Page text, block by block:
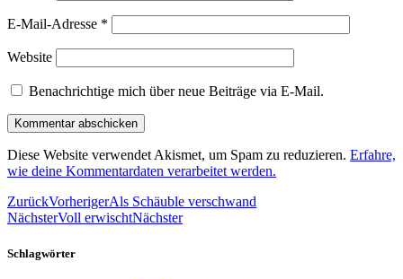
E-Mail-Adresse *
Website
Benachrichtige mich über neue Beiträge via E-Mail.
Diese Website verwendet Akismet, um Spam zu reduzieren. Erfahre,
wie deine Kommentardaten verarbeitet werden.
ZurückVorherigerAls Schäuble verschwand
NächsterVoll erwischtNächster
Schlagwörter